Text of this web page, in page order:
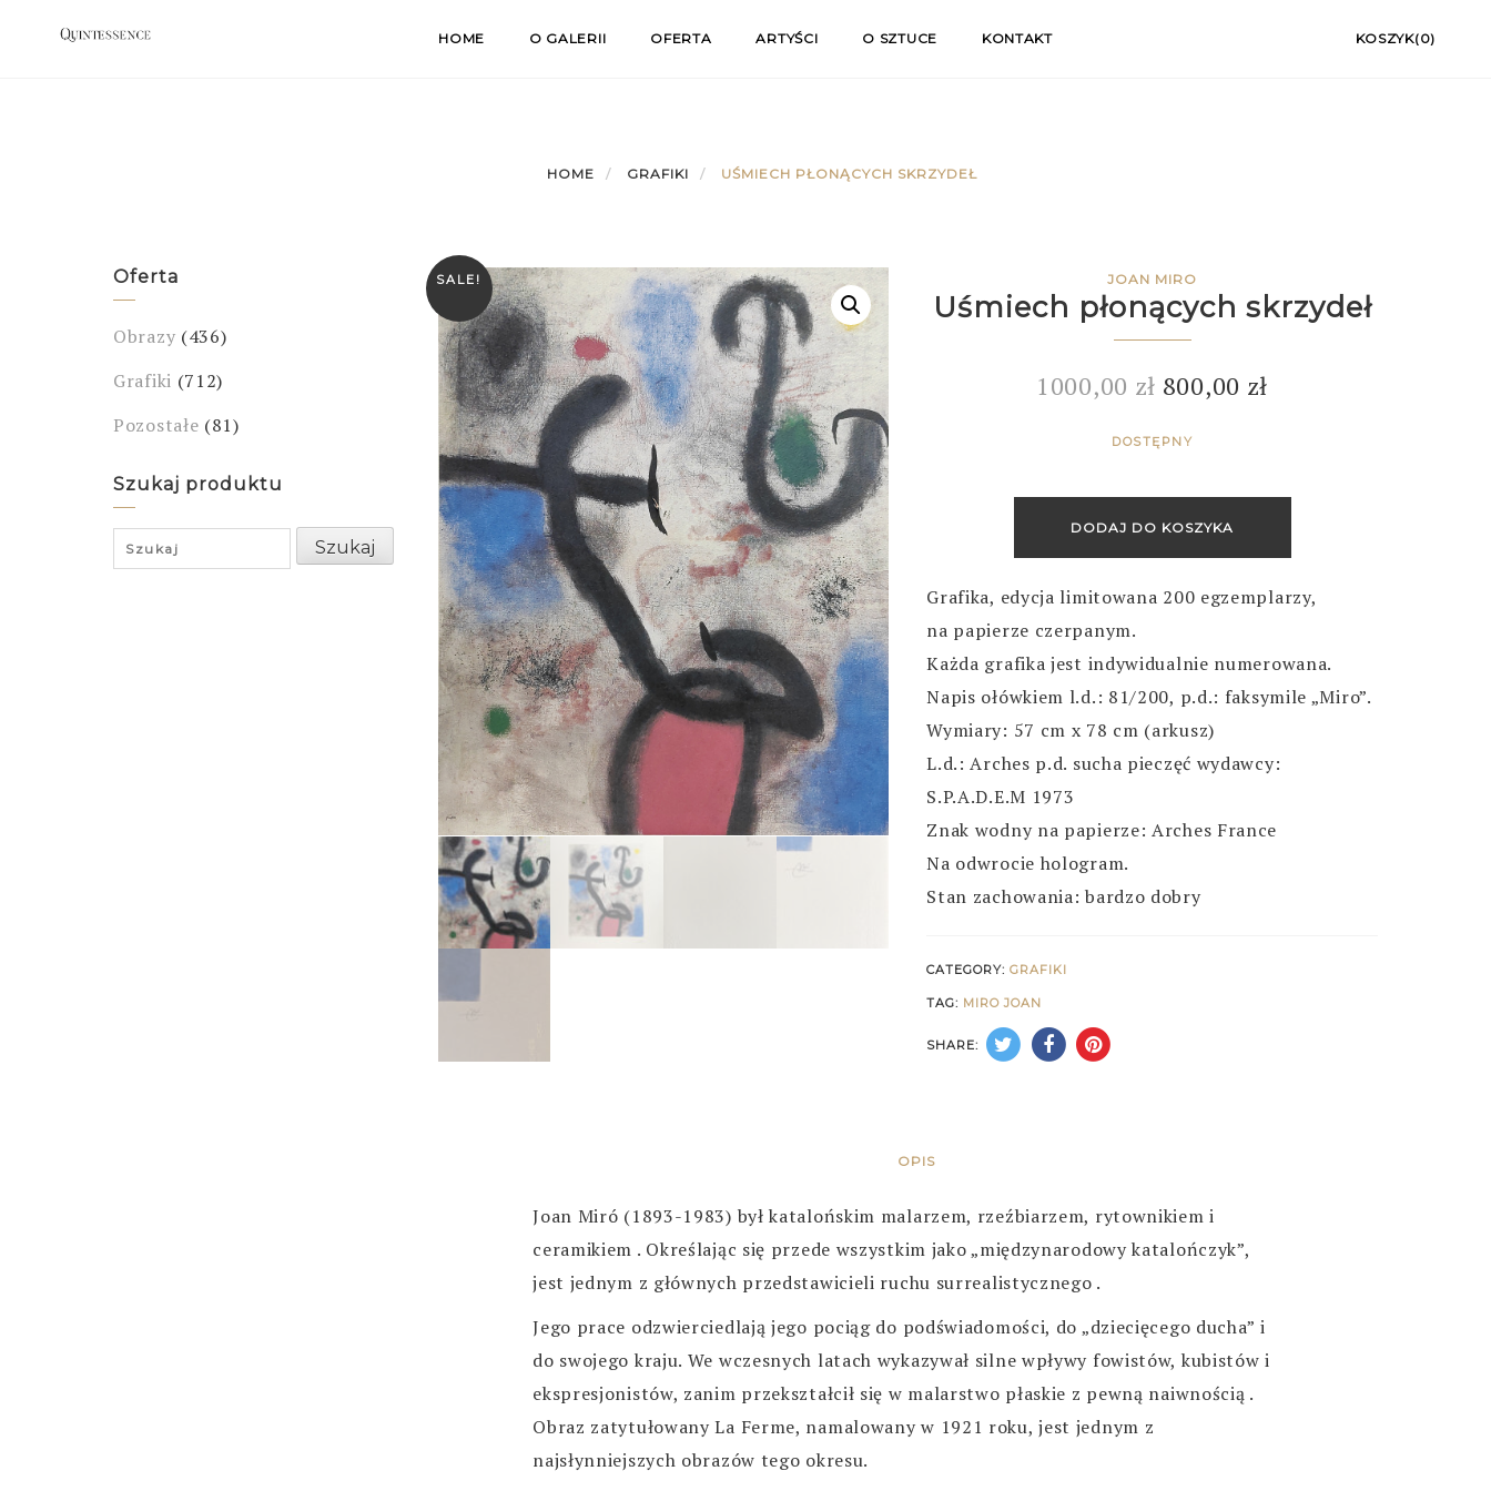
HOME O GALERII OFERTA ARTYŚCI O SZTUCE KONTAKT KOSZYK(0)
HOME GRAFIKI UŚMIECH PŁONĄCYCH SKRZYDEŁ
SALE! JOAN MIRO
Uśmiech płonących skrzydeł
1000,00 zł 800,00 zł
DOSTĘPNY
DODAJ DO KOSZYKA
Grafika, edycja limitowana 200 egzemplarzy,
na papierze czerpanym.
Każda grafika jest indywidualnie numerowana.
Napis ołówkiem l.d.: 81/200, p.d.: faksymile „Miro”.
Wymiary: 57 cm x 78 cm (arkusz)
L.d.: Arches p.d. sucha pieczęć wydawcy:
S.P.A.D.E.M 1973
Znak wodny na papierze: Arches France
Na odwrocie hologram.
Stan zachowania: bardzo dobry
CATEGORY:GRAFIKI
TAG: MIRO JOAN
SHARE:
OPIS
Joan Miró (1893-1983) był katalońskim malarzem, rzeźbiarzem, rytownikiem i
ceramikiem . Określając się przede wszystkim jako „międzynarodowy katalończyk”,
jest jednym z głównych przedstawicieli ruchu surrealistycznego .
Jego prace odzwierciedlają jego pociąg do podświadomości, do „dziecięcego ducha” i
do swojego kraju. We wczesnych latach wykazywał silne wpływy fowistów, kubistów i
ekspresjonistów, zanim przekształcił się w malarstwo płaskie z pewną naiwnością .
Obraz zatytułowany La Ferme, namalowany w 1921 roku, jest jednym z
najsłynniejszych obrazów tego okresu.
Oferta
Obrazy (436)
Grafiki (712)
Pozostałe (81)
Szukaj produktu
Search
for:
Szukaj